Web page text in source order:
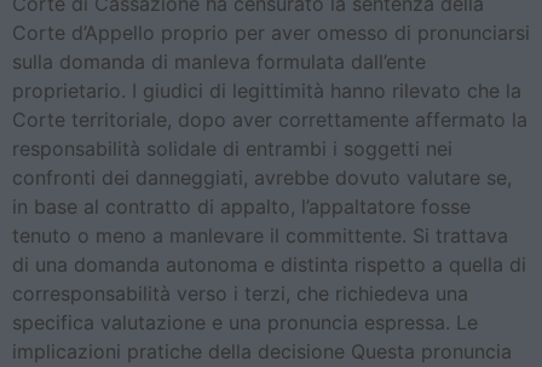
Corte d’Appello proprio per aver omesso di pronunciarsi
sulla domanda di manleva formulata dall’ente
proprietario. I giudici di legittimità hanno rilevato che la
Corte territoriale, dopo aver correttamente affermato la
responsabilità solidale di entrambi i soggetti nei
confronti dei danneggiati, avrebbe dovuto valutare se,
in base al contratto di appalto, l’appaltatore fosse
tenuto o meno a manlevare il committente. Si trattava
di una domanda autonoma e distinta rispetto a quella di
corresponsabilità verso i terzi, che richiedeva una
specifica valutazione e una pronuncia espressa. Le
implicazioni pratiche della decisione Questa pronuncia